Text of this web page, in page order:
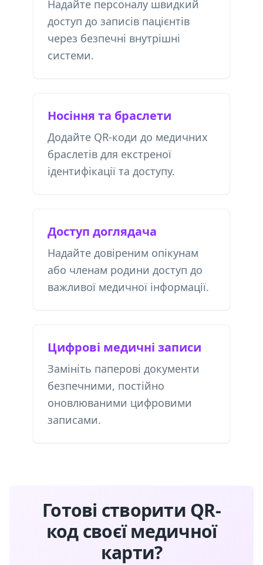
Надайте персоналу швидкий
доступ до записів пацієнтів
через безпечні внутрішні
системи.
Носіння та браслети
Додайте QR-коди до медичних
браслетів для екстреної
ідентифікації та доступу.
Доступ доглядача
Надайте довіреним опікунам
або членам родини доступ до
важливої ​​медичної інформації.
Цифрові медичні записи
Замініть паперові документи
безпечними, постійно
оновлюваними цифровими
записами.
Готові створити QR-
код своєї медичної
карти?